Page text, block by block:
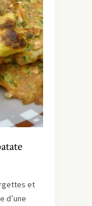
et
d’une